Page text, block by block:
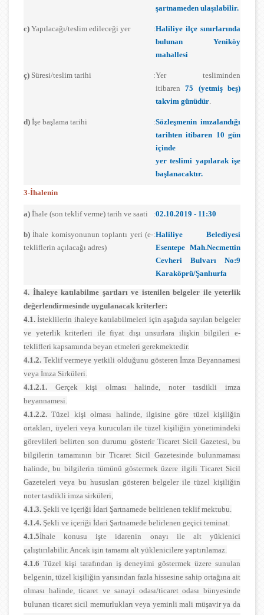
şartnameden ulaşılabilir.
c) Yapılacağı/teslim edileceği yer :Haliliye ilçe sınırlarında
bulunan Yeniköy
mahallesi
ç) Süresi/teslim tarihi :Yer tesliminden
itibaren75 (yetmiş beş)
takvim günüdür.
d) İşe başlama tarihi :Sözleşmenin imzalandığı
tarihten itibaren 10 gün
içinde
yer teslimi yapılarak işe
başlanacaktır.
3-İhalenin
a) İhale (son teklif verme) tarih ve saati :02.10.2019 - 11:30
b) İhale komisyonunun toplantı yeri (e-
tekliflerin açılacağı adres)
:Haliliye Belediyesi
Esentepe Mah.Necmettin
Cevheri Bulvarı No:9
Karaköprü/Şanlıurfa
4. İhaleye katılabilme şartları ve istenilen belgeler ile yeterlik
değerlendirmesinde uygulanacak kriterler:
4.1. İsteklilerin ihaleye katılabilmeleri için aşağıda sayılan belgeler
ve yeterlik kriterleri ile fiyat dışı unsurlara ilişkin bilgileri e-
teklifleri kapsamında beyan etmeleri gerekmektedir.
4.1.2. Teklif vermeye yetkili olduğunu gösteren İmza Beyannamesi
veya İmza Sirküleri.
4.1.2.1. Gerçek kişi olması halinde, noter tasdikli imza
beyannamesi.
4.1.2.2. Tüzel kişi olması halinde, ilgisine göre tüzel kişiliğin
ortakları, üyeleri veya kurucuları ile tüzel kişiliğin yönetimindeki
görevlileri belirten son durumu gösterir Ticaret Sicil Gazetesi, bu
bilgilerin tamamının bir Ticaret Sicil Gazetesinde bulunmaması
halinde, bu bilgilerin tümünü göstermek üzere ilgili Ticaret Sicil
Gazeteleri veya bu hususları gösteren belgeler ile tüzel kişiliğin
noter tasdikli imza sirküleri,
4.1.3. Şekli ve içeriği İdari Şartnamede belirlenen teklif mektubu.
4.1.4. Şekli ve içeriği İdari Şartnamede belirlenen geçici teminat.
4.1.5İhale konusu işte idarenin onayı ile alt yüklenici
çalıştırılabilir. Ancak işin tamamı alt yüklenicilere yaptırılamaz.
4.1.6 Tüzel kişi tarafından iş deneyimi göstermek üzere sunulan
belgenin, tüzel kişiliğin yarısından fazla hissesine sahip ortağına ait
olması halinde, ticaret ve sanayi odası/ticaret odası bünyesinde
bulunan ticaret sicil memurlukları veya yeminli mali müşavir ya da